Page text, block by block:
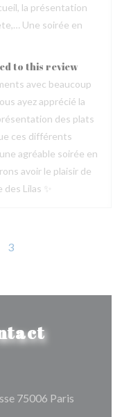
la présentation
Une soirée en
to this review
avec beaucoup
ayez apprécié la
des plats
ces différents
agréable soirée en
avoir le plaisir de
Lilas ✨
3
75006 Paris((opens